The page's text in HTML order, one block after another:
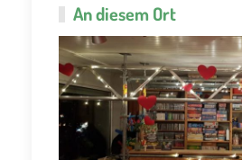
An diesem Ort